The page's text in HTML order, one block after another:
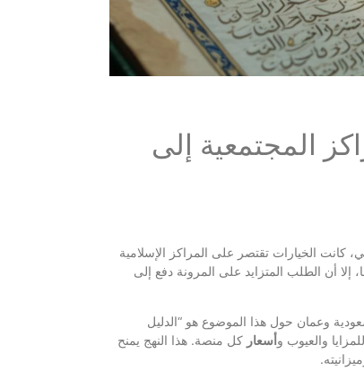
المجتمعية إلى
كانت الخيارات تقتصر على المراكز الإسلامية
إلا أن الطلب المتزايد على المرونة دفع إلى
وعمان حول هذا الموضوع هو “الدليل
والعيوب وأسعار كل منصة. هذا النهج يمنح